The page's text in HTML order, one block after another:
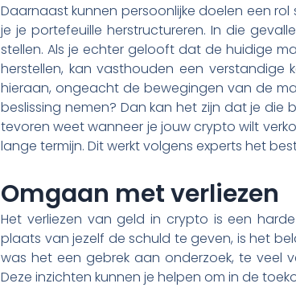
Daarnaast kunnen persoonlijke doelen een
je je portefeuille herstructureren. In die
stellen. Als je echter gelooft dat de huidige
herstellen, kan vasthouden een
hieraan, ongeacht de bewegingen van de
beslissing nemen? Dan kan het zijn dat je
tevoren weet wanneer je jouw crypto wilt
lange termijn. Dit werkt volgens experts het
Omgaan met verliezen
Het verliezen van geld in crypto is een
plaats van jezelf de schuld te geven, is het
was het een gebrek aan onderzoek, te veel
Deze inzichten kunnen je helpen om in de